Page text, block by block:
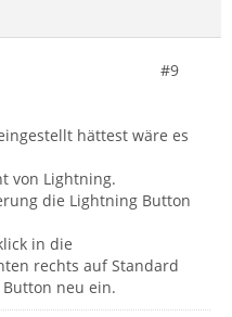
#9
hättest wäre es
von Lightning.
die Lightning Button
in die
rechts auf Standard
neu ein.